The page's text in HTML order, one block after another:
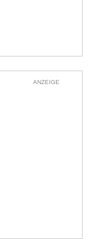
ANZEIGE